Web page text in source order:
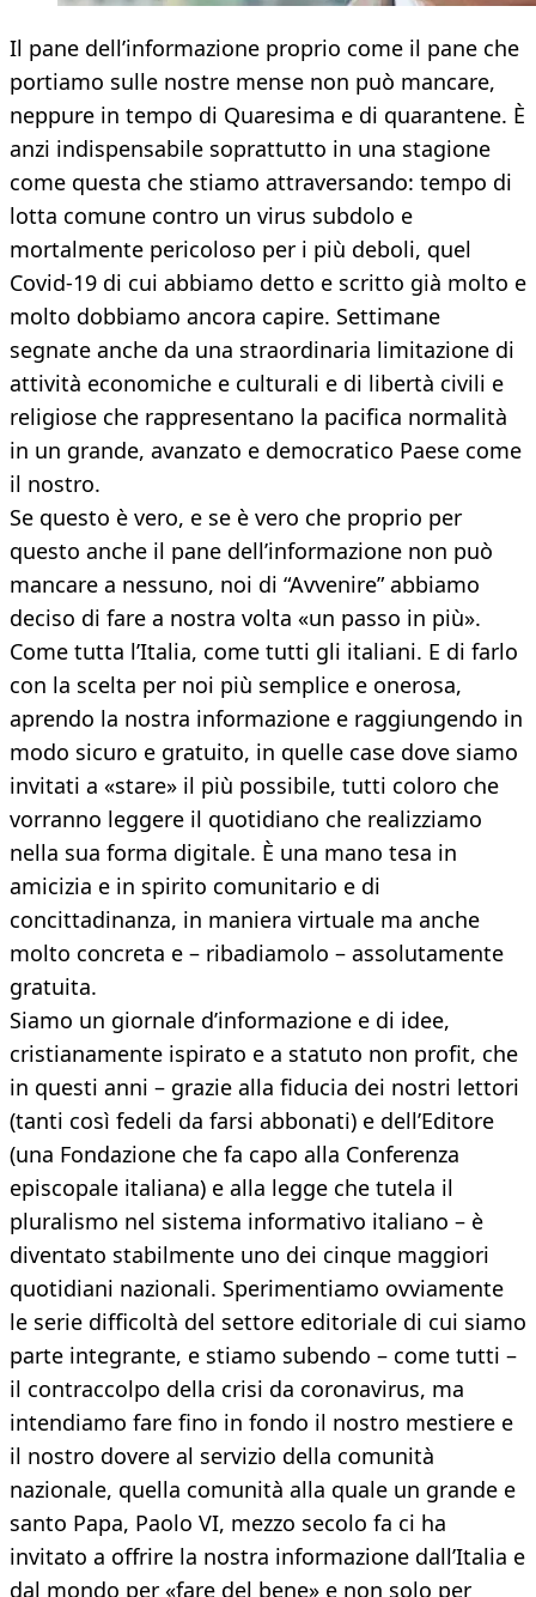
Il pane dell’informazione proprio come il pane che
portiamo sulle nostre mense non può mancare,
neppure in tempo di Quaresima e di quarantene. È
anzi indispensabile soprattutto in una stagione
come questa che stiamo attraversando: tempo di
lotta comune contro un virus subdolo e
mortalmente pericoloso per i più deboli, quel
Covid-19 di cui abbiamo detto e scritto già molto e
molto dobbiamo ancora capire. Settimane
segnate anche da una straordinaria limitazione di
attività economiche e culturali e di libertà civili e
religiose che rappresentano la pacifica normalità
in un grande, avanzato e democratico Paese come
il nostro.
Se questo è vero, e se è vero che proprio per
questo anche il pane dell’informazione non può
mancare a nessuno, noi di “Avvenire” abbiamo
deciso di fare a nostra volta «un passo in più».
Come tutta l’Italia, come tutti gli italiani. E di farlo
con la scelta per noi più semplice e onerosa,
aprendo la nostra informazione e raggiungendo in
modo sicuro e gratuito, in quelle case dove siamo
invitati a «stare» il più possibile, tutti coloro che
vorranno leggere il quotidiano che realizziamo
nella sua forma digitale. È una mano tesa in
amicizia e in spirito comunitario e di
concittadinanza, in maniera virtuale ma anche
molto concreta e – ribadiamolo – assolutamente
gratuita.
Siamo un giornale d’informazione e di idee,
cristianamente ispirato e a statuto non profit, che
in questi anni – grazie alla fiducia dei nostri lettori
(tanti così fedeli da farsi abbonati) e dell’Editore
(una Fondazione che fa capo alla Conferenza
episcopale italiana) e alla legge che tutela il
pluralismo nel sistema informativo italiano – è
diventato stabilmente uno dei cinque maggiori
quotidiani nazionali. Sperimentiamo ovviamente
le serie difficoltà del settore editoriale di cui siamo
parte integrante, e stiamo subendo – come tutti –
il contraccolpo della crisi da coronavirus, ma
intendiamo fare fino in fondo il nostro mestiere e
il nostro dovere al servizio della comunità
nazionale, quella comunità alla quale un grande e
santo Papa, Paolo VI, mezzo secolo fa ci ha
invitato a offrire la nostra informazione dall’Italia e
dal mondo per «fare del bene» e non solo per